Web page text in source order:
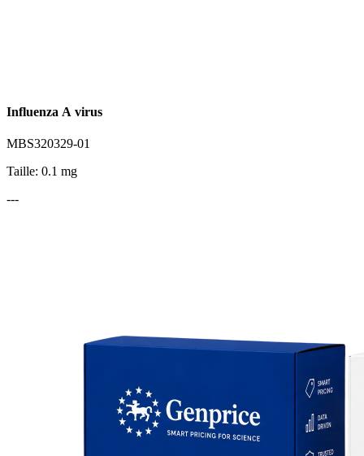
Influenza A virus
MBS320329-01
Taille: 0.1 mg
---